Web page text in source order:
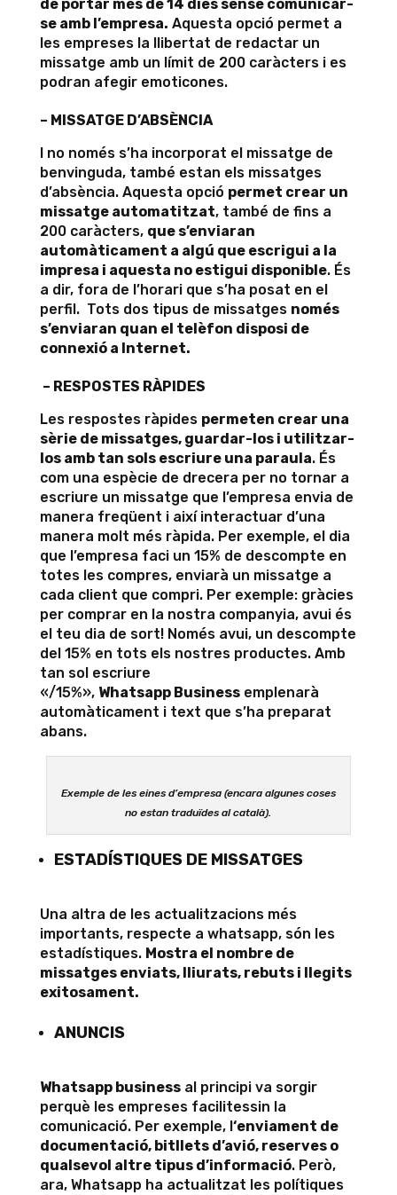
de portar més de 14 dies sense comunicar-
se amb l’empresa. Aquesta opció permet a
les empreses la llibertat de redactar un
missatge amb un límit de 200 caràcters i es
podran afegir emoticones.
– MISSATGE D’ABSÈNCIA
I no només s’ha incorporat el missatge de
benvinguda, també estan els missatges
d’absència. Aquesta opció permet crear un
missatge automatitzat, també de fins a
200 caràcters, que s’enviaran
automàticament a algú que escrigui a la
impresa i aquesta no estigui disponible. És
a dir, fora de l’horari que s’ha posat en el
perfil. Tots dos tipus de missatges només
s’enviaran quan el telèfon disposi de
connexió a Internet.
– RESPOSTES RÀPIDES
Les respostes ràpides permeten crear una
sèrie de missatges, guardar-los i utilitzar-
los amb tan sols escriure una paraula. És
com una espècie de drecera per no tornar a
escriure un missatge que l’empresa envia de
manera freqüent i així interactuar d’una
manera molt més ràpida. Per exemple, el dia
que l’empresa faci un 15% de descompte en
totes les compres, enviarà un missatge a
cada client que compri. Per exemple: gràcies
per comprar en la nostra companyia, avui és
el teu dia de sort! Només avui, un descompte
del 15% en tots els nostres productes. Amb
tan sol escriure
«/15%», Whatsapp Businessemplenarà
automàticament i text que s’ha preparat
abans.
Exemple de les eines d’empresa (encara algunes coses
no estan traduïdes al català).
ESTADÍSTIQUES DE MISSATGES
Una altra de les actualitzacions més
importants, respecte a whatsapp, són les
estadístiques. Mostra el nombre de
missatges enviats, lliurats, rebuts i llegits
exitosament.
ANUNCIS
Whatsapp businessal principi va sorgir
perquè les empreses facilitessin la
comunicació. Per exemple, l‘enviament de
documentació, bitllets d’avió, reserves o
qualsevol altre tipus d’informació. Però,
ara, Whatsapp ha actualitzat les polítiques